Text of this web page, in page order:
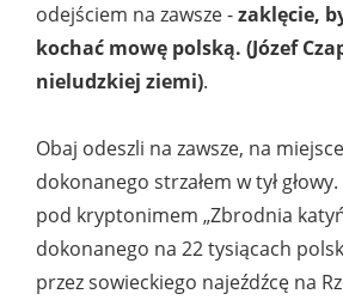
odejściem na zawsze -zaklęcie,
kochać mowę polską. (Józef
nieludzkiej ziemi).
Obaj odeszli na zawsze, na
dokonanego strzałem w tył
pod kryptonimem „Zbrodnia
dokonanego na 22 tysiącach
przez sowieckiego najeźdźcę na